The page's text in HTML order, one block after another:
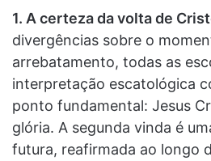
1. A certeza da volta de
divergências sobre o
arrebatamento, todas as
interpretação escatológica
ponto fundamental: Jesus
glória. A segunda vinda é
futura, reafirmada ao longo